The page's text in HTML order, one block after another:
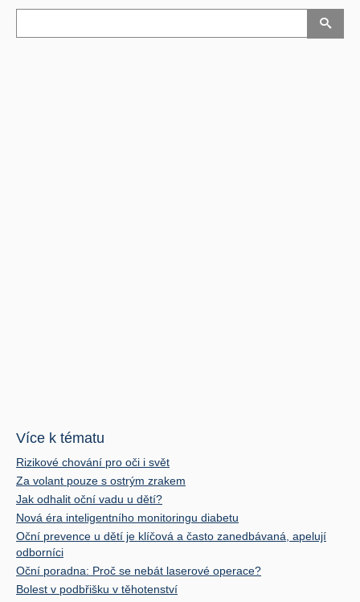
Více k tématu
Rizikové chování pro oči i svět
Za volant pouze s ostrým zrakem
Jak odhalit oční vadu u dětí?
Nová éra inteligentního monitoringu diabetu
Oční prevence u dětí je klíčová a často zanedbávaná, apelují
odborníci
Oční poradna: Proč se nebát laserové operace?
Bolest v podbřišku v těhotenství